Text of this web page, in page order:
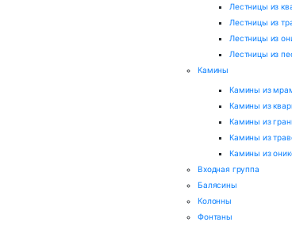
Лестницы из
Лестницы из
Лестницы из
Лестницы из
Камины
Камины из
Камины из
Камины из
Камины из
Камины из
Входная группа
Балясины
Колонны
Фонтаны